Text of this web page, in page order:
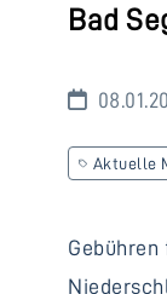
Bad
Aktuelle